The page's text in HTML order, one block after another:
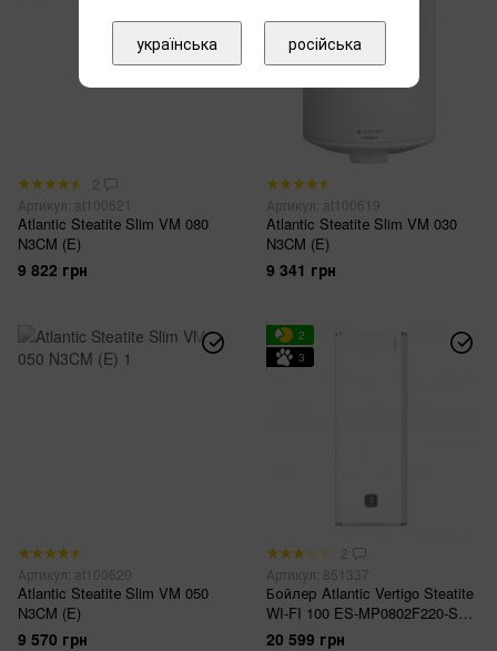
2
Артикул: at100621
Atlantic Steatitе Slim VM 080
N3CM (E)
9 822 грн
Артикул: at100619
Atlantic Steatitе Slim VM 030
N3CM (E)
9 341 грн
Артикул: at100620
Atlantic Steatitе Slim VM 050
N3CM (E)
9 570 грн
2
3
2
Артикул: 851337
Бойлер Atlantic Vertigo Steatite
WI-FI 100 ES-MP0802F220-S
WD (2250W) white
20 599 грн
українська російська